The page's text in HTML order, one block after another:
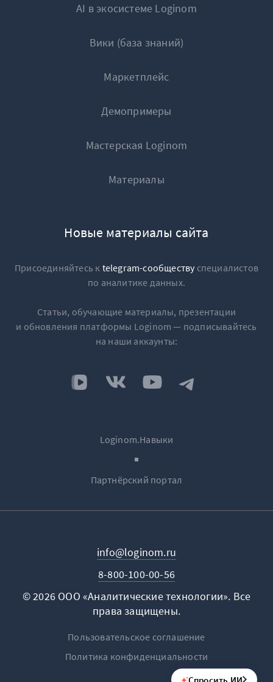
AI в экосистеме Loginom
Вики (база знаний)
Маркетплейс
Демопримеры
Мастерская Loginom
Материалы
Новые материалы сайта
Присоединяйтесь к telegram-сообществу специалистов
по аналитике данных.
Статьи, обучающие материалы, презентации
и обновления платформы Loginom — подписывайтесь
на наши аккаунты:
Loginom.Навыки
Партнёрский портал
© 2026 ООО «Аналитические технологии». Все
права защищены.
8-800-100-00-56
info@loginom.ru
Пользовательское соглашение
Политика конфиденциальности
Спросить ИИ